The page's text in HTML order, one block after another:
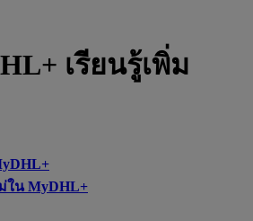
เรียนรู้เพิ่ม
ใน MyDHL+